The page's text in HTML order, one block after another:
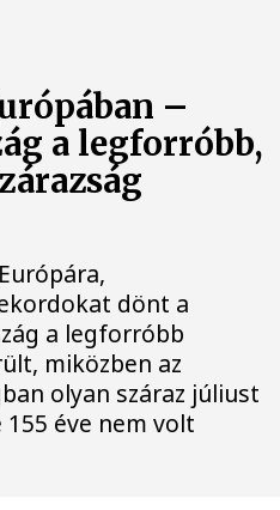
–
a legforróbb,
dönt a
a legforróbb
miközben az
olyan száraz júliust
éve nem volt